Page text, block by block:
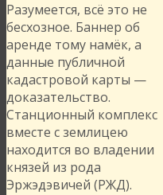
Разумеется, всё это не
бесхозное. Баннер об
аренде тому намёк, а
данные публичной
кадастровой карты —
доказательство.
Станционный комплекс
вместе с землицею
находится во владении
князей из рода
Эржэдэвичей (РЖД).